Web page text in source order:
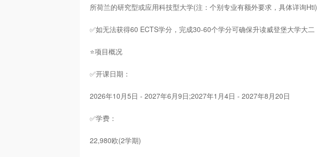
所荷兰的研究型或应用科技型大学(注：个别专业有额外要求，具体详询Hti)
✅如无法获得60 ECTS学分，完成30-60个学分可确保升读威登堡大学大二
⭐项目概况
✅开课日期：
2026年10月5日 - 2027年6月9日;2027年1月4日 - 2027年8月20日
✅学费：
22,980欧(2学期)